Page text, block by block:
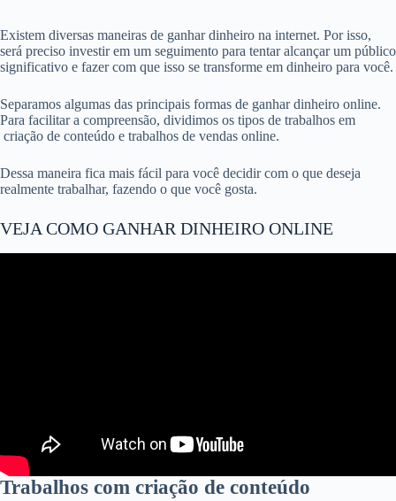
Existem diversas maneiras de ganhar dinheiro na internet. Por isso,
será preciso investir em um seguimento para tentar alcançar um público
significativo e fazer com que isso se transforme em dinheiro para você.
Separamos algumas das principais formas de ganhar dinheiro online.
Para facilitar a compreensão, dividimos os tipos de trabalhos em
criação de conteúdo e trabalhos de vendas online.
Dessa maneira fica mais fácil para você decidir com o que deseja
realmente trabalhar, fazendo o que você gosta.
VEJA COMO GANHAR DINHEIRO ONLINE
Trabalhos com criação de conteúdo